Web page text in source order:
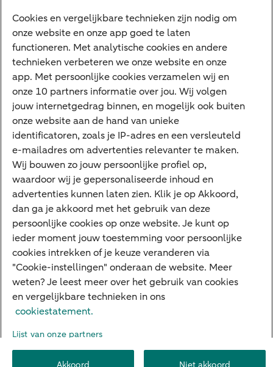
Digitale diensten
Internet Bankieren
ABN AMRO app
Tikkie
Apple Pay
Google Pay
Veilig bankieren
Meest gezocht
Hypotheek berekenen
E.dentifier
Jaaroverzicht
Rood staan
Over ABN AMRO
Werken bij ABN AMRO
DuurzaamheidVeiligheidPrivacy DisclaimerCookie-instellingen
Cookies en vergelijkbare technieken zijn nodig om
onze website en onze app goed te laten
functioneren. Met analytische cookies en andere
technieken verbeteren we onze website en onze
app. Met persoonlijke cookies verzamelen wij en
onze 10 partners informatie over jou. Wij volgen
jouw internetgedrag binnen, en mogelijk ook buiten
onze website aan de hand van unieke
identificatoren, zoals je IP-adres en een versleuteld
e-mailadres om advertenties relevanter te maken.
Wij bouwen zo jouw persoonlijke profiel op,
waardoor wij je gepersonaliseerde inhoud en
advertenties kunnen laten zien. Klik je op Akkoord,
dan ga je akkoord met het gebruik van deze
persoonlijke cookies op onze website. Je kunt op
ieder moment jouw toestemming voor persoonlijke
cookies intrekken of je keuze veranderen via
"Cookie-instellingen" onderaan de website. Meer
weten? Je leest meer over het gebruik van cookies
en vergelijkbare technieken in ons
cookiestatement.
Lijst van onze partners